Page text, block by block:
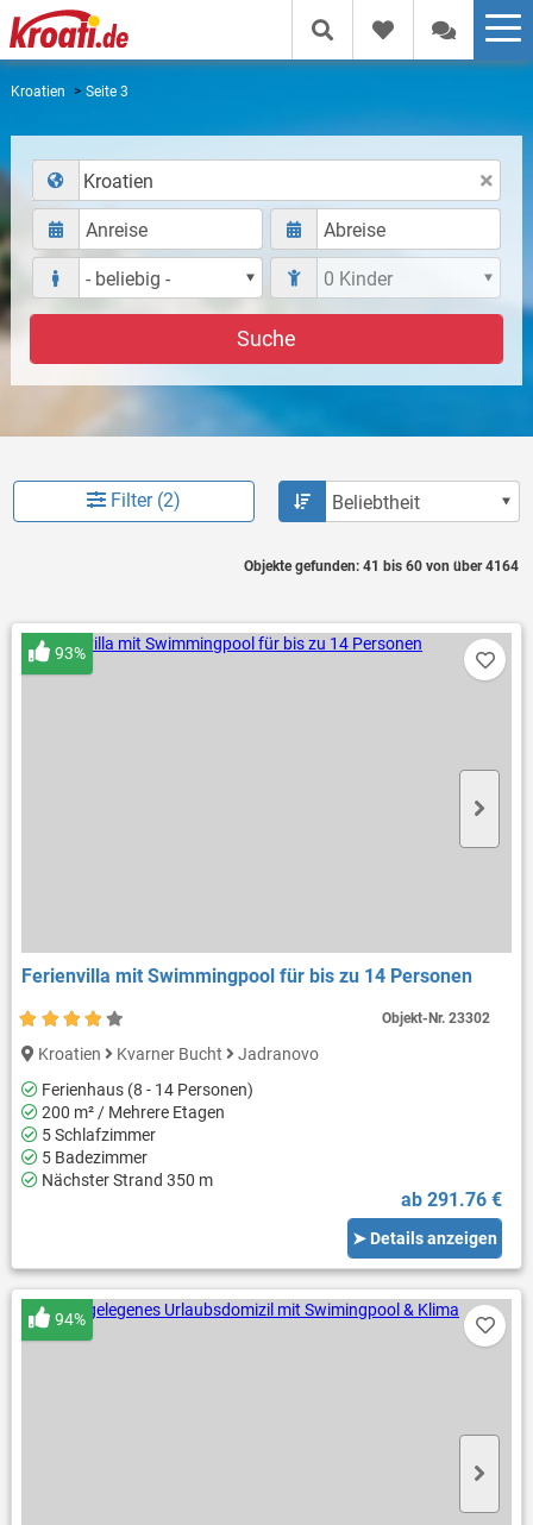
Kroatien Seite 3
Kroatien
Suche
Filter (2)
Objekte gefunden: 41 bis 60 von über 4164
Ferienvilla mit Swimmingpool für bis zu 14 Personen
93%
Kroatien Kvarner Bucht
Jadranovo
Ferienhaus (8 - 14 Personen)
200 m² / Mehrere Etagen
5 Schlafzimmer
5 Badezimmer
Nächster Strand 350 m
ab 291.76 €
➤ Details anzeigen
Objekt-Nr.23302
94%